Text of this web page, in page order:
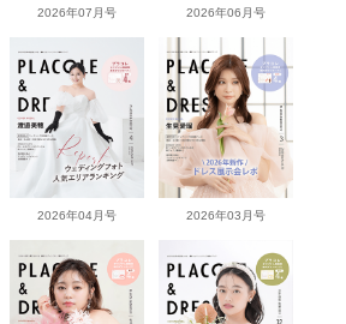
2026年07月号 2026年06月号
2026年04月号 2026年03月号